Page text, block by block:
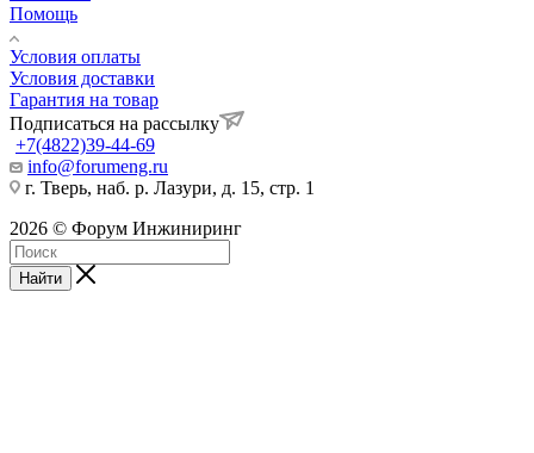
Помощь
Условия оплаты
Условия доставки
Гарантия на товар
Подписаться на рассылку
+7(4822)39-44-69
info@forumeng.ru
г. Тверь, наб. р. Лазури, д. 15, стр. 1
2026 © Форум Инжиниринг
Найти